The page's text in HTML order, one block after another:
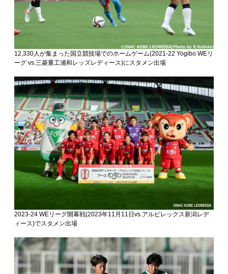
12,330人が集まった国立競技場でのホームゲーム(2021-22 Yogibo WEリ
ーグ vs.三菱重工浦和レッズレディース)にスタメン出場
2023-24 WEリーグ開幕戦(2023年11月11日vs.アルビレックス新潟レデ
ィース)でスタメン出場